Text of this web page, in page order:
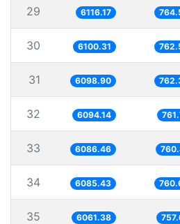
29 6116.17
30 6100.31
31 6098.90
32 6094.14
33 6086.46
34 6085.43
35 6061.38